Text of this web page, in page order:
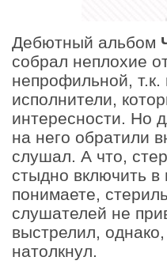
Дебютный альбом
собрал неплохие
непрофильной, т.к.
исполнители,
интересности. Но
на него обратили
слушал. А что,
стыдно включить
понимаете,
слушателей не
выстрелил,
натолкнул.